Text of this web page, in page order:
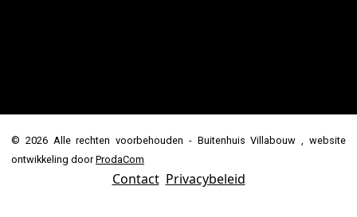
© 2026 Alle rechten voorbehouden - Buitenhuis Villabouw , website
ontwikkeling doorProdaCom
Contact Privacybeleid